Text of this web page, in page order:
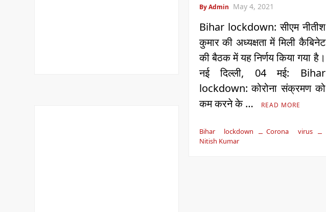
By Admin May 4, 2021
Bihar lockdown: सीएम नीतीश
कुमार की अध्यक्षता में मिली कैबिनेट
की बैठक में यह निर्णय किया गया है।
नई दिल्‍ली, 04 मई: Bihar
lockdown: कोरोना संक्रमण को
कम करने के …
READ MORE
Bihar lockdown
Corona virus
Nitish Kumar